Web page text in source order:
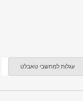
עגלות למחשבי טאבלט